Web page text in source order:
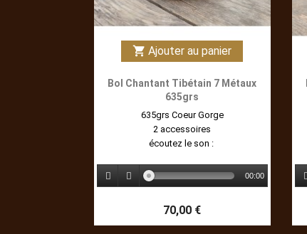
shopping_cart Ajouter au panier
Bol Chantant Tibétain 7 Métaux
635grs
635grs Coeur Gorge
2 accessoires
écoutez le son :
00:00
70,00 €